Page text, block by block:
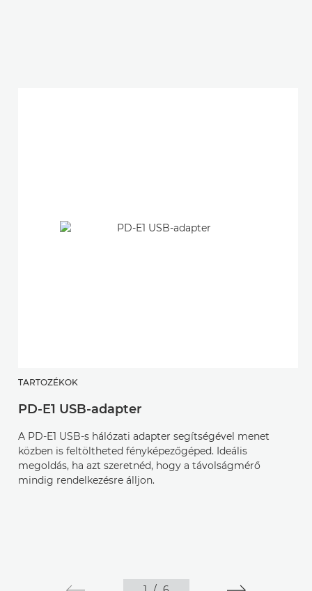
TARTOZÉKOK
PD-E1 USB-adapter
A PD-E1 USB-s hálózati adapter segítségével menet
közben is feltöltheted fényképezőgéped. Ideális
megoldás, ha azt szeretnéd, hogy a távolságmérő
mindig rendelkezésre álljon.